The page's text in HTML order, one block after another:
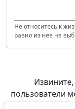
Не относитесь к
равно из нее не
пользователи